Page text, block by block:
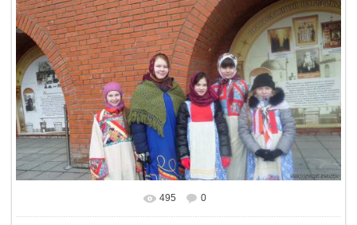
В реальном размере 1600x900
495 0